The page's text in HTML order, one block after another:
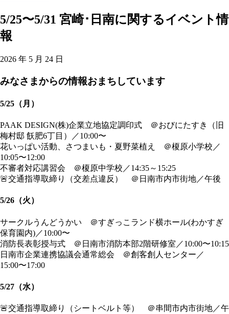
5/25〜5/31 宮崎･日南に関するイベント情
報
2026 年 5 月 24 日
みなさまからの情報おまちしています
5/25（月）
PAAK DESIGN(株)企業立地協定調印式 ＠おびにたすき（旧
梅村邸 飫肥6丁目）／10:00〜
花いっぱい活動、さつまいも・夏野菜植え ＠榎原小学校／
10:05〜12:00
不審者対応講習会 ＠榎原中学校／14:35～15:25
🚨交通指導取締り（交差点違反） ＠日南市内市街地／午後
5/26（火）
サークルうんどうかい ＠すぎっこランド横ホール(わかすぎ
保育園内)／10:00〜
消防長表彰授与式 ＠日南市消防本部2階研修室／10:00〜10:15
日南市企業連携協議会通常総会 ＠創客創人センター／
15:00〜17:00
5/27（水）
🚨交通指導取締り（シートベルト等） ＠串間市内市街地／午